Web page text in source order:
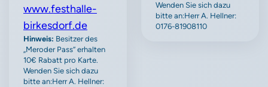
www.festhalle-
birkesdorf.de
Hinweis: Besitzer des
„Meroder Pass“ erhalten
10€ Rabatt pro Karte.
Wenden Sie sich dazu
bitte an:Herr A. Hellner:
Wenden Sie sich dazu
bitte an:Herr A. Hellner:
0176-81908110